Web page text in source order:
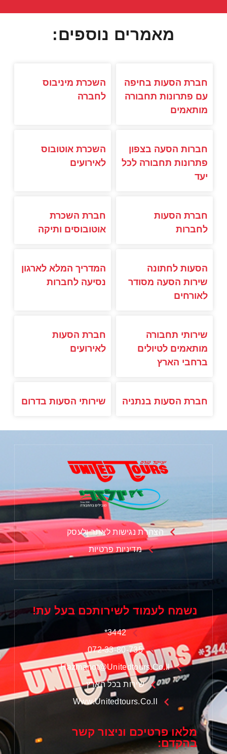
מאמרים נוספים:
חברת הסעות בחיפה
עם פתרונות תחבורה
מותאמים
השכרת מיניבוס
לחברה
חברות הסעה בצפון
פתרונות תחבורה לכל
יעד
השכרת אוטובוס
לאירועים
חברת הסעות
לחברות
חברת השכרת
אוטובוסים ותיקה
הסעות לחתונה
שירות הסעה מסודר
לאורחים
המדריך המלא לארגון
נסיעה לחברות
שירותי תחבורה
מותאמים לטיולים
ברחבי הארץ
חברת הסעות
לאירועים
חברת הסעות בנתניה שירותי הסעות בדרום
הצהרת נגישות לאתר ולעסק
מדיניות פרטיות
נשמח לעמוד לשירותכם בעל עת!
3442*
072-33-80-735
Hazmanot@unitedtours.co.il
שירות בכל הארץ
Www.unitedtours.co.il
מלאו פרטיכם וניצור קשר
בהקדם: